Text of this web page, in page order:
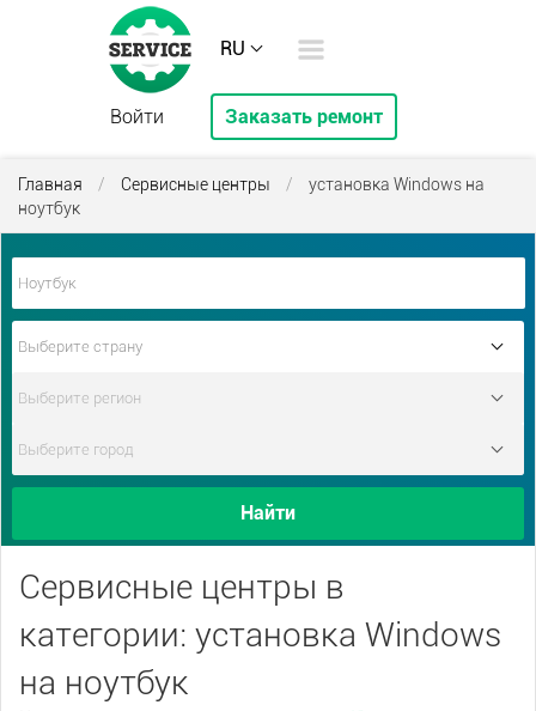
RU
Войти Заказать ремонт
Главная / Сервисные центры /
установка Windows на
ноутбук
Найти
Сервисные центры в
категории: установка Windows
на ноутбук